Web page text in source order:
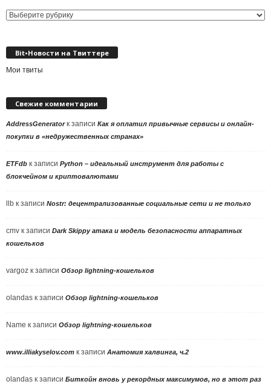
Выбор
Bit•Новости на Твиттере
Мои твиты
Свежие комментарии
AddressGeneratorк записи Как я оплатил привычные сервисы и онлайн-
покупки в «недружественных странах»
ETFdb к записи Python – идеальный инструмент для работы с
блокчейном и криптовалютами
llb к записи Nostr: децентрализованные социальные сети и не только
cmv к записи Dark Skippy атака и модель безопасности аппаратных
кошельков
vargoz к записи Обзор lightning-кошельков
olandas к записи Обзор lightning-кошельков
Name к записи Обзор lightning-кошельков
www.illiakyselov.com к записи Анатомия халвинга, ч.2
olandas к записи Биткойн вновь у рекордных максимумов, но в этот раз